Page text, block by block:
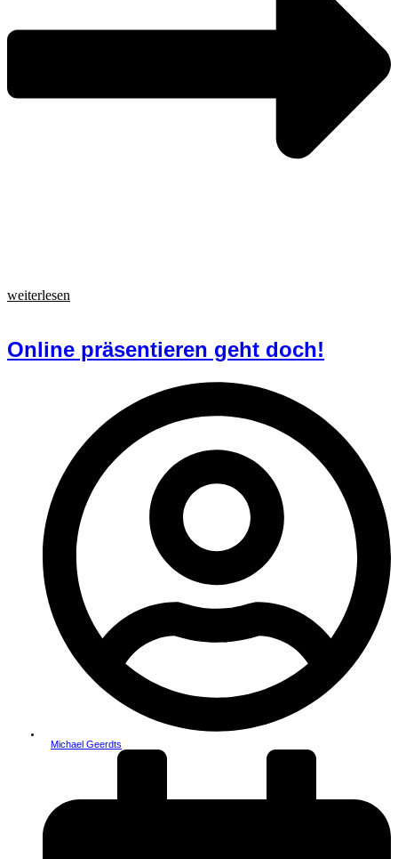
weiterlesen
Online präsentieren geht doch!
Michael Geerdts